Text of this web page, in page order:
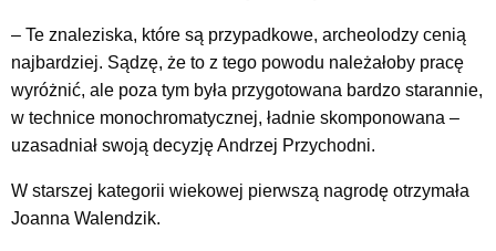
– Te znaleziska, które są przypadkowe, archeolodzy cenią
najbardziej. Sądzę, że to z tego powodu należałoby pracę
wyróżnić, ale poza tym była przygotowana bardzo starannie,
w technice monochromatycznej, ładnie skomponowana –
uzasadniał swoją decyzję Andrzej Przychodni.
W starszej kategorii wiekowej pierwszą nagrodę otrzymała
Joanna Walendzik.